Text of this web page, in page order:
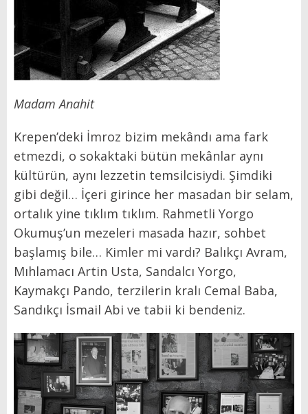
Madam Anahit
Krepen’deki İmroz bizim mekândı ama fark
etmezdi, o sokaktaki bütün mekânlar aynı
kültürün, aynı lezzetin temsilcisiydi. Şimdiki
gibi değil… İçeri girince her masadan bir selam,
ortalık yine tıklım tıklım. Rahmetli Yorgo
Okumuş’un mezeleri masada hazır, sohbet
başlamış bile… Kimler mi vardı? Balıkçı Avram,
Mıhlamacı Artin Usta, Sandalcı Yorgo,
Kaymakçı Pando, terzilerin kralı Cemal Baba,
Sandıkçı İsmail Abi ve tabii ki bendeniz.